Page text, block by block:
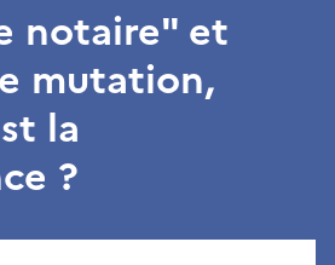
notaire" et
mutation,
la
?